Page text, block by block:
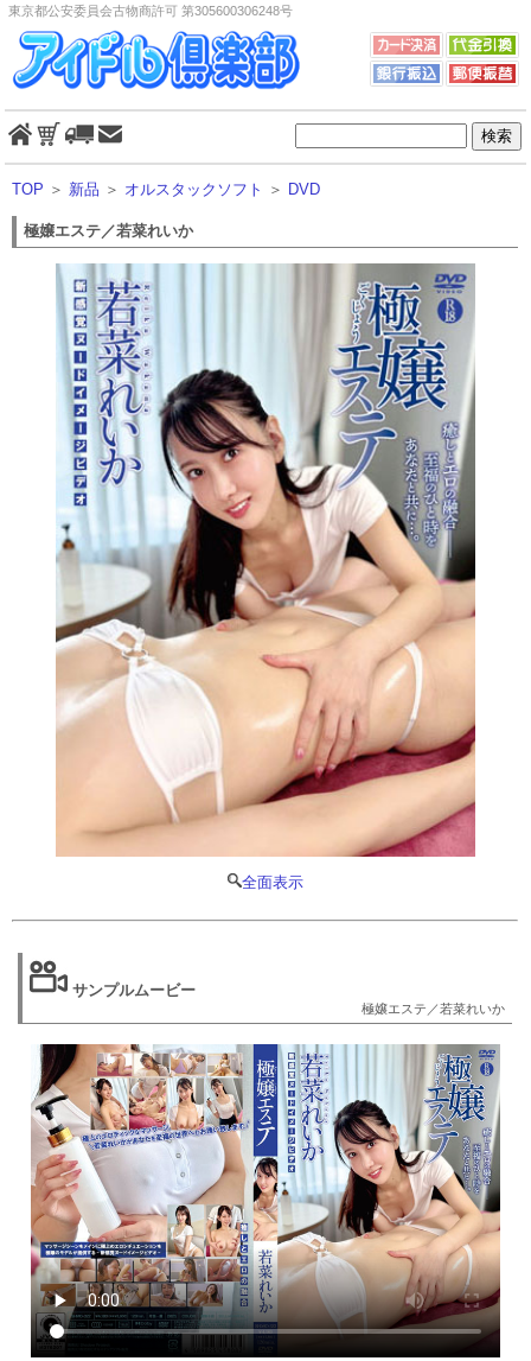
東京都公安委員会古物商許可 第305600306248号
TOP ＞ 新品 ＞ オルスタックソフト ＞ DVD
極嬢エステ／若菜れいか
全面表示
サンプルムービー
極嬢エステ／若菜れいか